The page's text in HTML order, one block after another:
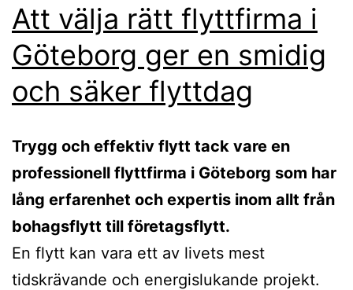
Att välja rätt flyttfirma i
Göteborg ger en smidig
och säker flyttdag
Trygg och effektiv flytt tack vare en
professionell flyttfirma i Göteborg som har
lång erfarenhet och expertis inom allt från
bohagsflytt till företagsflytt.
En flytt kan vara ett av livets mest
tidskrävande och energislukande projekt.